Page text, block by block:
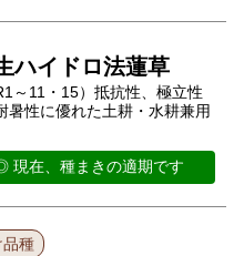
ハイドロ法蓮草
～11・15）抵抗性、極立性
暑性に優れた土耕・水耕兼用
現在、種まきの適期です
品種